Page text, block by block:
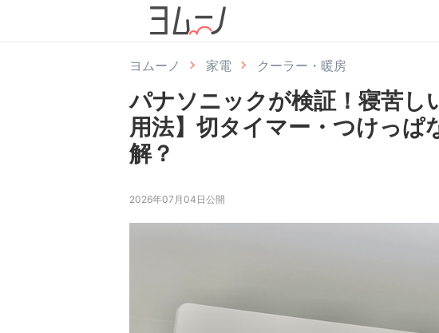
ヨムーノ 家電 クーラー・暖房
パナソニックが検証！寝苦し
用法】切タイマー・つけっぱ
解？
2026年07月04日公開